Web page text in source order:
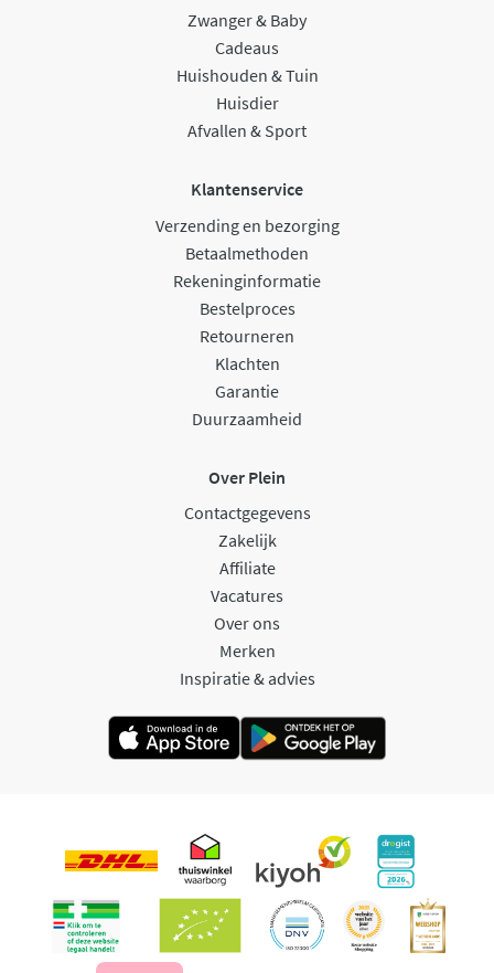
Zwanger & Baby
Cadeaus
Huishouden & Tuin
Huisdier
Afvallen & Sport
Klantenservice
Verzending en bezorging
Betaalmethoden
Rekeninginformatie
Bestelproces
Retourneren
Klachten
Garantie
Duurzaamheid
Over Plein
Contactgegevens
Zakelijk
Affiliate
Vacatures
Over ons
Merken
Inspiratie & advies